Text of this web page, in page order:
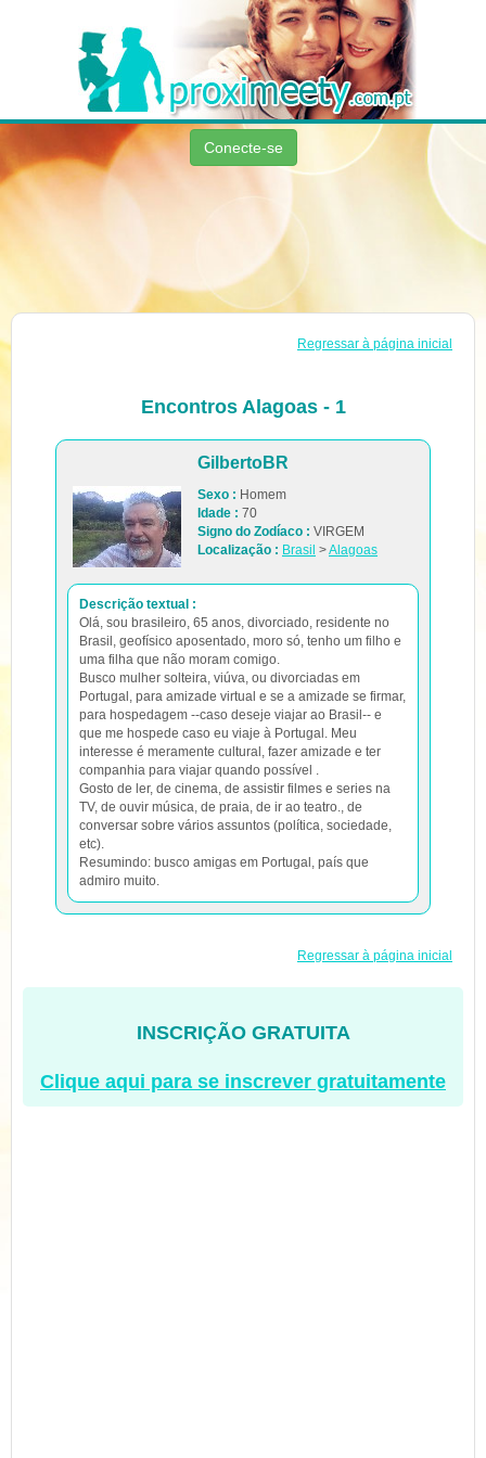
Conecte-se
Regressar à página inicial
Encontros Alagoas - 1
GilbertoBR
Sexo : Homem
Idade : 70
Signo do Zodíaco : VIRGEM
Localização : Brasil >Alagoas
Descrição textual :
Olá, sou brasileiro, 65 anos, divorciado, residente no
Brasil, geofísico aposentado, moro só, tenho um filho e
uma filha que não moram comigo.
Busco mulher solteira, viúva, ou divorciadas em
Portugal, para amizade virtual e se a amizade se firmar,
para hospedagem --caso deseje viajar ao Brasil-- e
que me hospede caso eu viaje à Portugal. Meu
interesse é meramente cultural, fazer amizade e ter
companhia para viajar quando possível .
Gosto de ler, de cinema, de assistir filmes e series na
TV, de ouvir música, de praia, de ir ao teatro., de
conversar sobre vários assuntos (política, sociedade,
etc).
Resumindo: busco amigas em Portugal, país que
admiro muito.
Regressar à página inicial
INSCRIÇÃO GRATUITA
Clique aqui para se inscrever gratuitamente